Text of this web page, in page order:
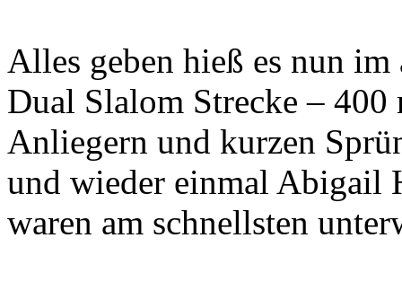
Alles geben hieß es nun
Dual Slalom Strecke – 400
Anliegern und kurzen
und wieder einmal Abigail
waren am schnellsten